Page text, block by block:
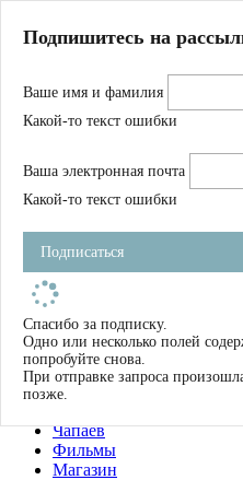
Магазин
Журнал
Школа
Устав
Фильмы
Имена
Тэги
О нас
Журнал
Книги
Чапаев
Фильмы
Магазин
Подпишитесь на
Ваше имя и фамилия
Какой-то текст ошибки
Ваша электронная почта
Какой-то текст ошибки
Подписаться
Спасибо за подписку.
Одно или несколько полей
попробуйте снова.
При отправке запроса
позже.